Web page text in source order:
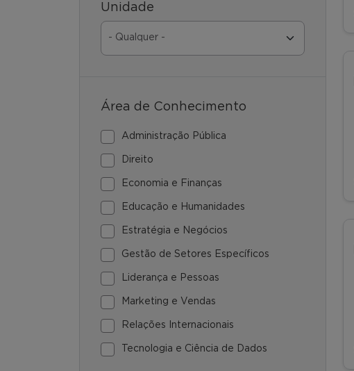
Unidade
Área de Conhecimento
Administração Pública
Direito
Economia e Finanças
Educação e Humanidades
Estratégia e Negócios
Gestão de Setores Específicos
Liderança e Pessoas
Marketing e Vendas
Relações Internacionais
Tecnologia e Ciência de Dados